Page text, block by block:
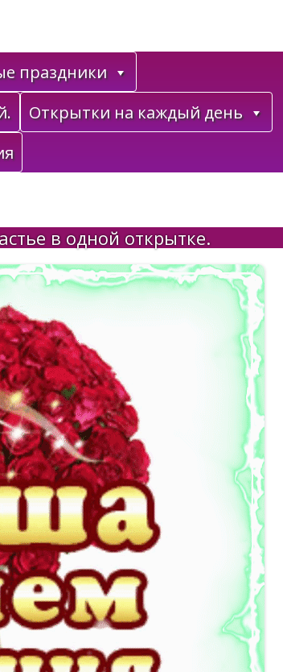
праздники
Открытки на каждый день
в одной открытке.